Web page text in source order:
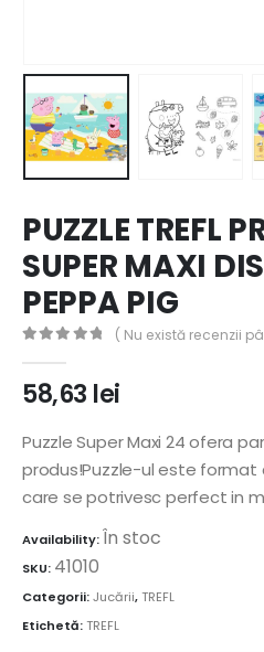
PUZZLE TREFL
SUPER MAXI
PEPPA PIG
( Nu există recenzii
58,63 lei
Puzzle Super Maxi 24 ofera
produs!Puzzle-ul este format
care se potrivesc perfect in
Availability:În stoc
SKU: 41010
Categorii:Jucării,TREFL
Etichetă:TREFL